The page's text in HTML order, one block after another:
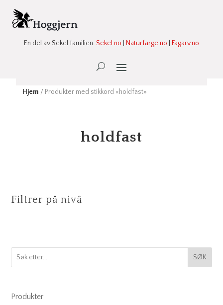
En del av Sekel familien:Sekel.no Naturfarge.no Fagarv.no
Ønskeliste -
Hjem / Produkter med stikkord «holdfast»
holdfast
Filtrer på nivå
SØK
Produkter